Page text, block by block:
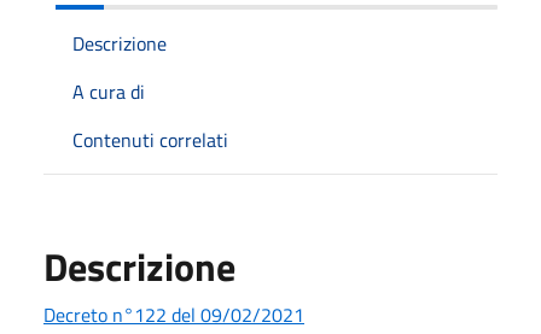
Descrizione
A cura di
Contenuti correlati
Descrizione
Decreto n°122 del 09/02/2021